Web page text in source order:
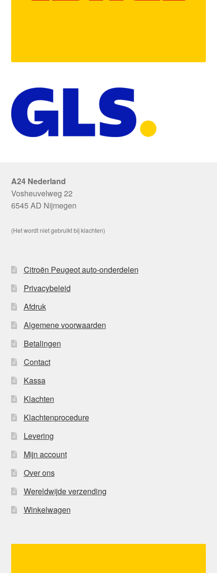
A24 Nederland
Vosheuvelweg 22
6545 AD Nijmegen
(Het wordt niet gebruikt bij klachten)
Citroën Peugeot auto-onderdelen
Privacybeleid
Afdruk
Algemene voorwaarden
Betalingen
Contact
Kassa
Klachten
Klachtenprocedure
Levering
Mijn account
Over ons
Wereldwijde verzending
Winkelwagen